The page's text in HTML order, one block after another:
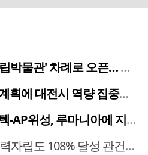
로 오픈… 고운동 정주여건 좋아진다
에 대전시 역량 집중해야
, 루마니아에 지상국 시스템 전수
108% 달성 관건은 '주민 수용성'